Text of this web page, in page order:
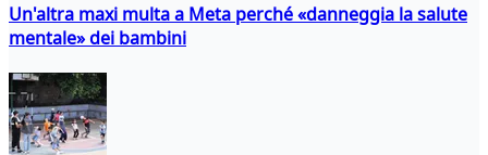
Un'altra maxi multa a Meta perché «danneggia la salute
mentale» dei bambini